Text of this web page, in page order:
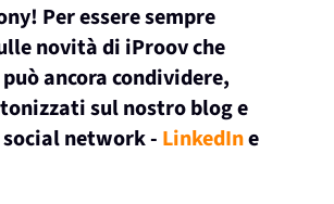
Per essere sempre
novità di iProov che
ancora condividere,
sul nostro blog e
network- LinkedIne